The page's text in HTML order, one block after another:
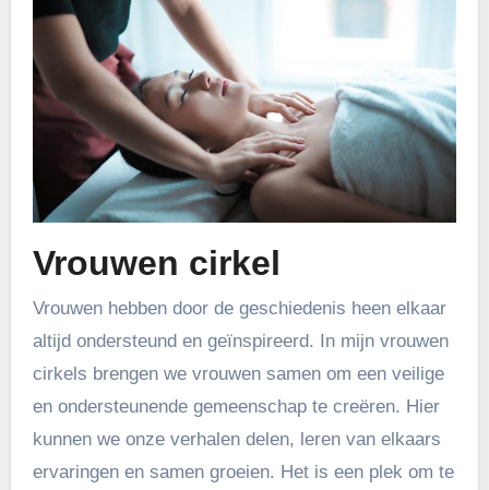
Vrouwen cirkel
Vrouwen hebben door de geschiedenis heen elkaar
altijd ondersteund en geïnspireerd. In mijn vrouwen
cirkels brengen we vrouwen samen om een veilige
en ondersteunende gemeenschap te creëren. Hier
kunnen we onze verhalen delen, leren van elkaars
ervaringen en samen groeien. Het is een plek om te